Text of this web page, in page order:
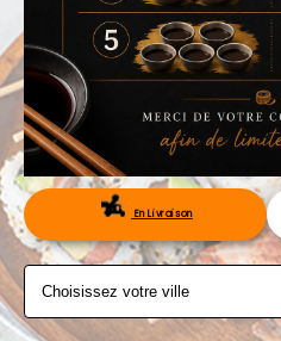
NOTRE RESTAURANT
VOS AVIS
MENTIONS LÉGALES
C.G.V
RÉSERVATIONEn Livraison